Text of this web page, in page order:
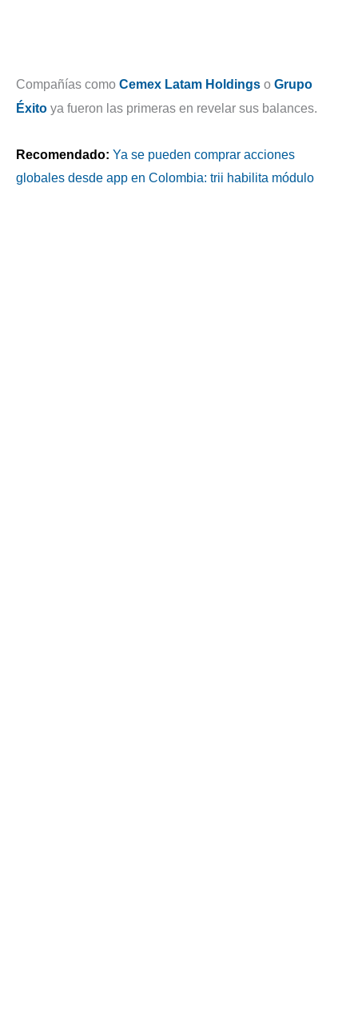
Compañías como Cemex Latam Holdings o Grupo
Éxito ya fueron las primeras en revelar sus balances.
Recomendado: Ya se pueden comprar acciones
globales desde app en Colombia: trii habilita módulo